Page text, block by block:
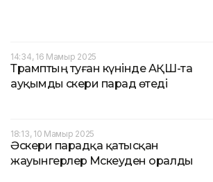
14:34, 16 Мамыр 2025
Трамптың туған күнінде АҚШ-та
ауқымды әскери парад өтеді
18:13, 10 Мамыр 2025
Әскери парадқа қатысқан
жауынгерлер Мәскеуден оралды